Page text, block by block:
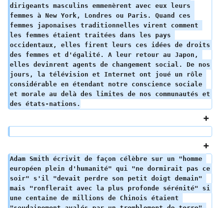
dirigeants masculins emmenèrent avec eux leurs
femmes à New York, Londres ou Paris. Quand ces
femmes japonaises traditionnelles virent comment
les femmes étaient traitées dans les pays
occidentaux, elles firent leurs ces idées de droits
des femmes et d'égalité. A leur retour au Japon,
elles devinrent agents de changement social. De nos
jours, la télévision et Internet ont joué un rôle
considérable en étendant notre conscience sociale
et morale au delà des limites de nos communautés et
des états-nations.
Adam Smith écrivit de façon célèbre sur un "homme
européen plein d'humanité" qui "ne dormirait pas ce
soir" s'il "devait perdre son petit doigt demain"
mais "ronflerait avec la plus profonde sérénité" si
une centaine de millions de Chinois étaient